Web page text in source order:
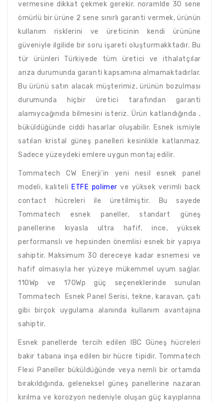
vermesine dikkat çekmek gerekir. noramlde 30 sene
ömürlü bir ürüne 2 sene sınırlı garanti vermek, ürünün
kullanım risklerini ve üreticinin kendi ürününe
güveniyle ilgilide bir soru işareti oluşturmakktadır. Bu
tür ürünleri Türkiyede tüm üretici ve ithalatçılar
arıza durumunda garanti kapsamına almamaktadırlar.
Bu ürünü satın alacak müşterimiz, ürünün bozulması
durumunda hiçbir üretici tarafından garanti
alamıycağınıda bilmesini isteriz. Ürün katlandığında ,
büküldüğünde ciddi hasarlar oluşabilir. Esnek ismiyle
satılan kristal güneş panelleri kesinlikle katlanmaz.
Sadece yüzeydeki emlere uygun montaj edilir.
Tommatech CW Enerji’in yeni nesil esnek panel
modeli, kaliteli ETFE polimer ve yüksek verimli back
contact hücreleri ile üretilmiştir. Bu sayede
Tommatech esnek paneller, standart güneş
panellerine kıyasla ultra hafif, ince, yüksek
performanslı ve hepsinden önemlisi esnek bir yapıya
sahiptir. Maksimum 30 dereceye kadar esnemesi ve
hafif olmasıyla her yüzeye mükemmel uyum sağlar.
110Wp ve 170Wp güç seçeneklerinde sunulan
Tommatech Esnek Panel Serisi, tekne, karavan, çatı
gibi birçok uygulama alanında kullanım avantajına
sahiptir.
Esnek panellerde tercih edilen IBC Güneş hücreleri
bakır tabana inşa edilen bir hücre tipidir. Tommatech
Flexi Paneller büküldüğünde veya nemli bir ortamda
bırakıldığında, geleneksel güneş panellerine nazaran
kırılma ve korozyon nedeniyle oluşan güç kayıplarına